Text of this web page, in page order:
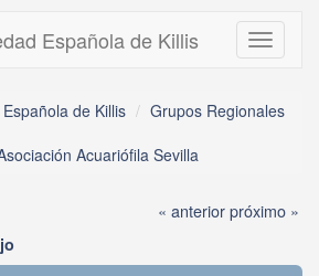
Toggle
Española de Killis
de Killis
Grupos Regionales
Acuariófila Sevilla
« anteriorpróximo »